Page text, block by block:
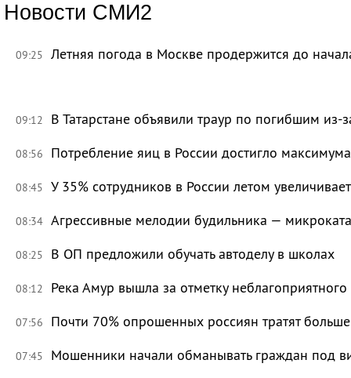
Новости СМИ2
09:25 Летняя погода в Москве продержится до
09:12 В Татарстане объявили траур по погибшим из-
08:56 Потребление яиц в России достигло
08:45 У 35% сотрудников в России летом
08:34 Агрессивные мелодии будильника —
08:25 В ОП предложили обучать автоделу в школах
08:12 Река Амур вышла за отметку
07:56 Почти 70% опрошенных россиян тратят
07:45 Мошенники начали обманывать граждан под